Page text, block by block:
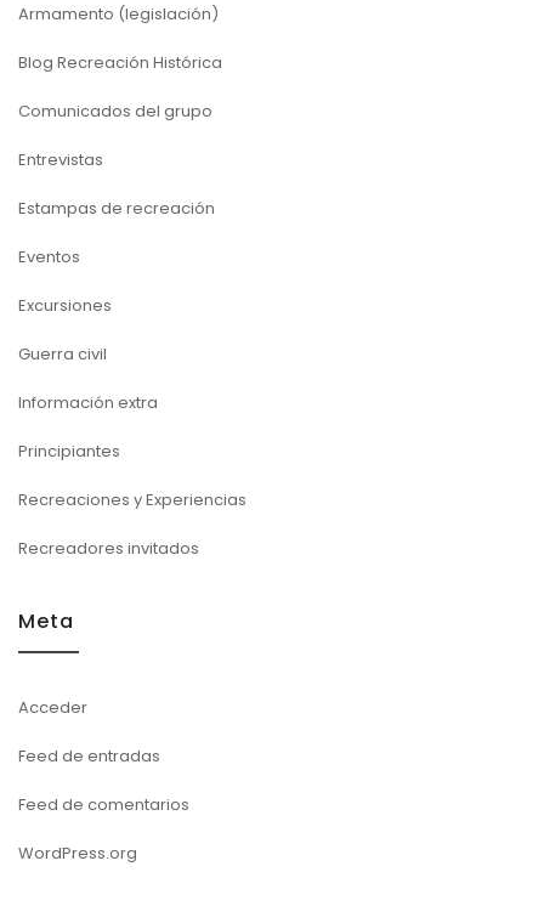
Armamento (legislación)
Blog Recreación Histórica
Comunicados del grupo
Entrevistas
Estampas de recreación
Eventos
Excursiones
Guerra civil
Información extra
Principiantes
Recreaciones y Experiencias
Recreadores invitados
Meta
Acceder
Feed de entradas
Feed de comentarios
WordPress.org